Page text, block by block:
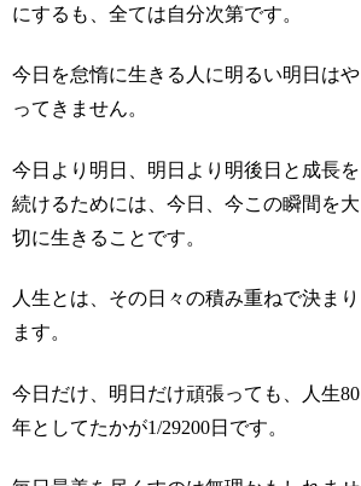
にするも、全ては自分次第です。
今日を怠惰に生きる人に明るい明日はや
ってきません。
今日より明日、明日より明後日と成長を
続けるためには、今日、今この瞬間を大
切に生きることです。
人生とは、その日々の積み重ねで決まり
ます。
今日だけ、明日だけ頑張っても、人生80
年としてたかが1/29200日です。